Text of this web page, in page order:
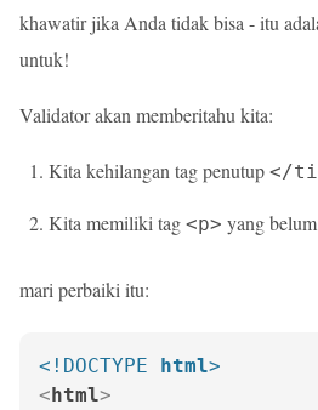
khawatir jika Anda tidak bisa - itu
untuk!
Validator akan memberitahu kita:
Kita kehilangan tag penutup </
Kita memiliki tag <p> yang
mari perbaiki itu:
<!DOCTYPE html>
<html>